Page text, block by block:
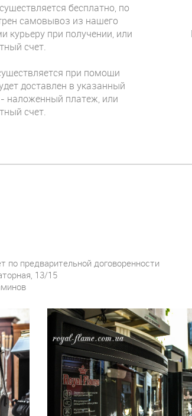
бесплатно, по
самовывоз из нашего
курьеру при получении, или
счет.
при помощи
доставлен в указанный
наложенный платеж, или
счет.
по предварительной договоренности
13/15